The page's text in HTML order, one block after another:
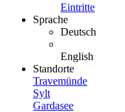
Eintritte
Sprache
Deutsch
English
Standorte
Travemünde
Sylt
Gardasee